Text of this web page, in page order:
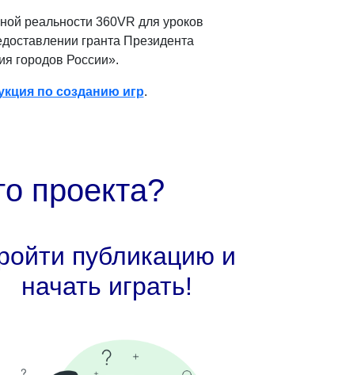
реальности 360VR для уроков
гранта Президента
городов России».
по созданию игр.
проекта?
публикацию и
начать играть!